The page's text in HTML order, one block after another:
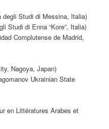
degli Studi di Messina, Italia)
Studi di Enna “Kore”, Italia)
Complutense de Madrid,
Nagoya, Japan)
Ukrainian State
en Littératures Arabes et